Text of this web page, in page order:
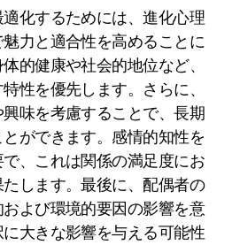
化するためには、進化心理
力と適合性を高めることに
的健康や社会的地位など、
性を優先します。さらに、
味を考慮することで、長期
ができます。感情的知性を
、これは関係の満足度にお
します。最後に、配偶者の
よび環境的要因の影響を意
大きな影響を与える可能性